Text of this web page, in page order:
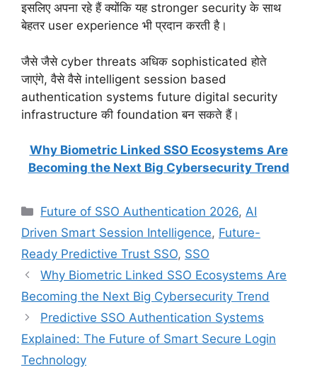
इसलिए अपना रहे हैं क्योंकि यह stronger security के साथ
बेहतर user experience भी प्रदान करती है।
जैसे जैसे cyber threats अधिक sophisticated होते
जाएंगे, वैसे वैसे intelligent session based
authentication systems future digital security
infrastructure की foundation बन सकते हैं।
Why Biometric Linked SSO Ecosystems Are
Becoming the Next Big Cybersecurity Trend
Categories
Future of SSO Authentication 2026,AI
Driven Smart Session Intelligence, Future-
Ready Predictive Trust SSO, SSO
Why Biometric Linked SSO Ecosystems Are
Becoming the Next Big Cybersecurity Trend
Predictive SSO Authentication Systems
Explained: The Future of Smart Secure Login
Technology